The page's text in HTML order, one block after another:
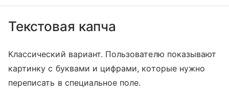
Текстовая капча
Классический вариант. Пользователю показывают
картинку с буквами и цифрами, которые нужно
переписать в специальное поле.